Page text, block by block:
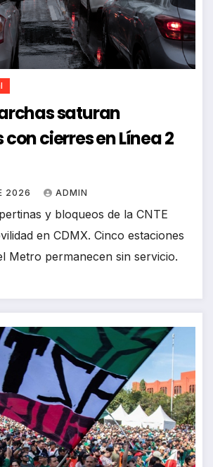
saturan
cierres en Línea 2
2026 ADMIN
y bloqueos de la CNTE
en CDMX. Cinco estaciones
Metro permanecen sin servicio.